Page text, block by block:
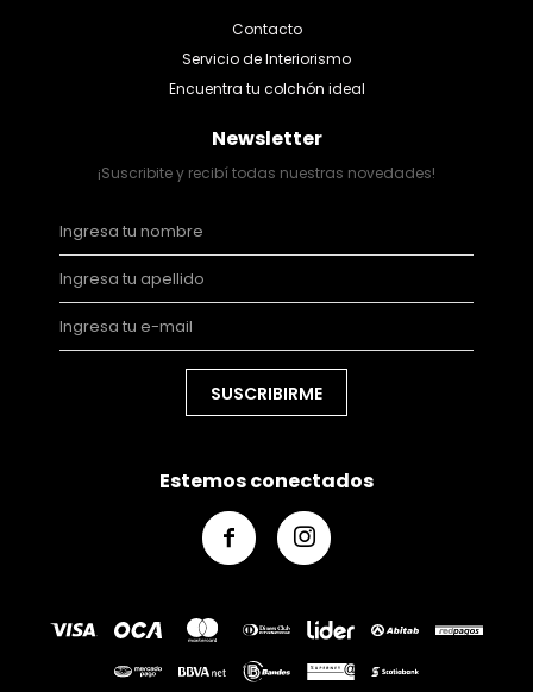
Contacto
Servicio de Interiorismo
Encuentra tu colchón ideal
Newsletter
¡Suscribite y recibí todas nuestras novedades!
SUSCRIBIRME
Estemos conectados
 